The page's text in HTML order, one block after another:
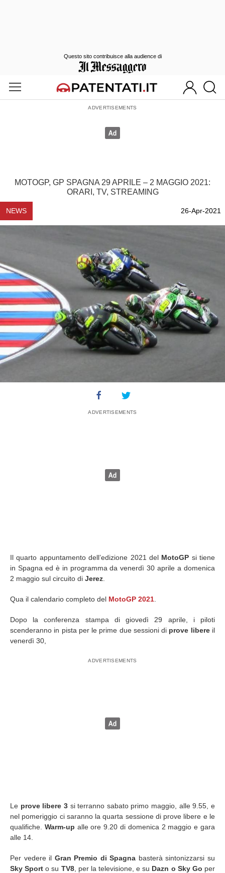
MOTOGP, GP SPAGNA 29 APRILE – 2 MAGGIO 2021:
ORARI, TV, STREAMING
NEWS 26-Apr-2021
Il quarto appuntamento dell’edizione 2021 del MotoGP si tiene
in Spagna ed è in programma da venerdì 30 aprile a domenica
2 maggio sul circuito di Jerez
Qua il calendario completo del MotoGP 2021
Dopo la conferenza stampa di giovedì 29 aprile, i piloti
scenderanno in pista per le prime due sessioni di prove libereil
venerdì 30,
Le prove libere 3 si terranno sabato primo maggio, alle 9.55, e
nel pomeriggio ci saranno la quarta sessione di prove libere e le
qualifiche. Warm-up alle ore 9.20 di domenica 2 maggio e gara
alle 14.
Per vedere il Gran Premio di Spagna basterà sintonizzarsi su
Sky Sporto su TV8, per la televisione, e su Dazn o Sky Go per
Questo sito contribuisce alla audience di